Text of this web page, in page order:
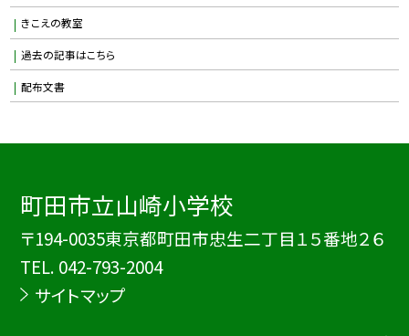
きこえの教室
過去の記事はこちら
配布文書
町田市立山崎小学校
〒194-0035東京都町田市忠生二丁目１５番地２６
TEL. 042-793-2004
サイトマップ